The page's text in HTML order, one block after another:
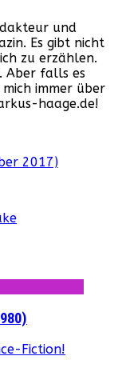
und
Es gibt nicht
zu erzählen.
Aber falls es
immer über
haage.de!
2017)
Fiction!